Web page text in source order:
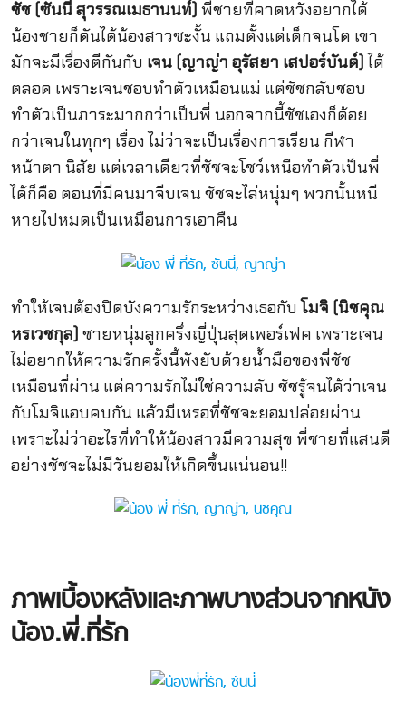
ชัช (ซันนี่ สุวรรณเมธานนท์) พี่ชายที่คาดหวังอยากได้
น้องชายก็ดันได้น้องสาวซะงั้น แถมตั้งแต่เด็กจนโต เขา
มักจะมีเรื่องตีกันกับ เจน (ญาญ่า อุรัสยา เสปอร์บันด์) ได้
ตลอด เพราะเจนชอบทำตัวเหมือนแม่ แต่ชัชกลับชอบ
ทำตัวเป็นภาระมากกว่าเป็นพี่ นอกจากนี้ชัชเองก็ด้อย
กว่าเจนในทุกๆ เรื่อง ไม่ว่าจะเป็นเรื่องการเรียน กีฬา
หน้าตา นิสัย แต่เวลาเดียวที่ชัชจะโชว์เหนือทำตัวเป็นพี่
ได้ก็คือ ตอนที่มีคนมาจีบเจน ชัชจะไล่หนุ่มๆ พวกนั้นหนี
หายไปหมดเป็นเหมือนการเอาคืน
ทำให้เจนต้องปิดบังความรักระหว่างเธอกับโมจิ (นิชคุณ
หรเวชกุล) ชายหนุ่มลูกครึ่งญี่ปุ่นสุดเพอร์เฟค เพราะเจน
ไม่อยากให้ความรักครั้งนี้พังยับด้วยน้ำมือของพี่ชัช
เหมือนที่ผ่าน แต่ความรักไม่ใช่ความลับ ชัชรู้จนได้ว่าเจน
กับโมจิแอบคบกัน แล้วมีเหรอที่ชัชจะยอมปล่อยผ่าน
เพราะไม่ว่าอะไรที่ทำให้น้องสาวมีความสุข พี่ชายที่แสนดี
อย่างชัชจะไม่มีวันยอมให้เกิดขึ้นแน่นอน!!
ภาพเบื้องหลังและภาพบางส่วนจากหนัง
น้อง.พี่.ที่รัก